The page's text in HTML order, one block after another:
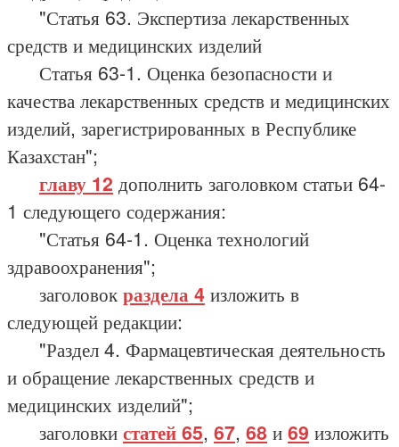
"Статья 63. Экспертиза лекарственных
средств и медицинских изделий
Статья 63-1. Оценка безопасности и
качества лекарственных средств и медицинских
изделий, зарегистрированных в Республике
Казахстан";
главу 12 дополнить заголовком статьи 64-
1 следующего содержания:
"Статья 64-1. Оценка технологий
здравоохранения";
заголовок раздела 4 изложить в
следующей редакции:
"Раздел 4. Фармацевтическая деятельность
и обращение лекарственных средств и
медицинских изделий";
заголовки статей 65, 67, 68 и 69 изложить